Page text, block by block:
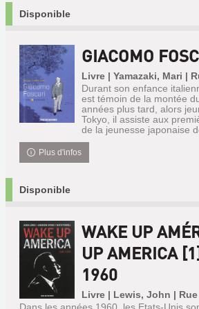
Disponible
GIACOMO
Livre | Yamazaki, Mari |
Durant son enfance
est témoin de la montée
années plus tard, alors
Tokyo, il assiste aux
de la jeunesse japonaise
Plus d'infos
Disponible
WAKE UP
UP AMERICA
1960
Livre | Lewis, John |